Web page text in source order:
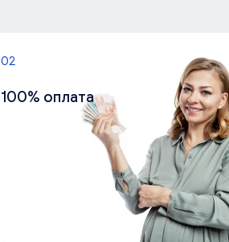
02
100% оплата